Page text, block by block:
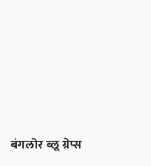
बंगलोर ब्लू ग्रेप्स